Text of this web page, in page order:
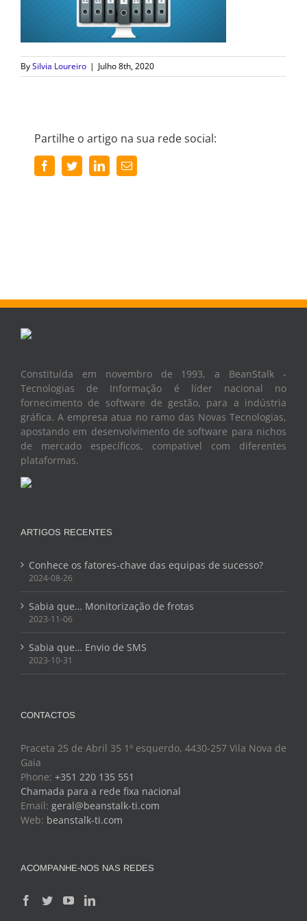
BySilvia Loureiro | Julho 8th, 2020
Partilhe o artigo na sua rede social:
FacebookTwitterLinkedInEmail
(necessário
Constituída em novembro de 1993, a BeanStalk -
Tecnologias de Informação é líder nacional no
fornecimento de software de gestão, para a indústria
gráfica. A empresa atua no ramo das Novas Tecnologias,
apostando em desenvolvimento de software para nichos
de mercado específicos, compatível com diferentes
plataformas.
ARTIGOS RECENTES
Conhece os fatores-chave das equipas de sucesso?
2024-08-26
Sabia que… Monitorização de frotas
2023-11-06
Sabia que… Envio de SMS
2023-10-31
CONTACTOS
Praceta 25 de Abril 35 1º esquerdo, 4430-257 Vila Nova de
Gaia
Phone: +351 220 135 551
Chamada para a rede fixa nacional
Email: geral@beanstalk-ti.com
Web: beanstalk-ti.com
ACOMPANHE-NOS NAS REDES